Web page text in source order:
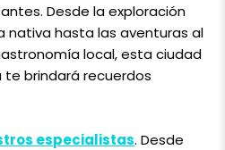
Desde la exploración
nativa hasta las aventuras al
local, esta ciudad
te brindará recuerdos
especialistas. Desde